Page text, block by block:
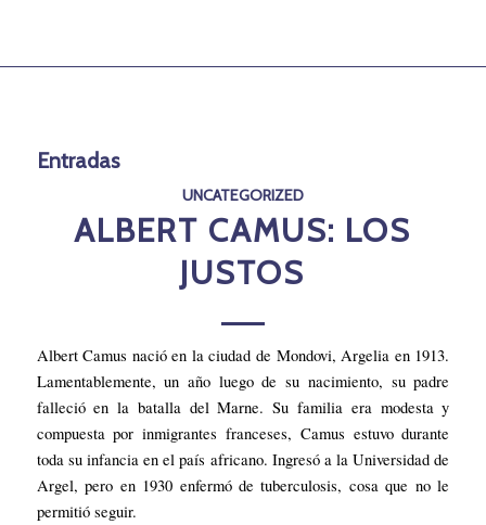
Entradas
UNCATEGORIZED
ALBERT CAMUS: LOS
JUSTOS
Albert Camus nació en la ciudad de Mondovi, Argelia en 1913.
Lamentablemente, un año luego de su nacimiento, su padre
falleció en la batalla del Marne. Su familia era modesta y
compuesta por inmigrantes franceses, Camus estuvo durante
toda su infancia en el país africano. Ingresó a la Universidad de
Argel, pero en 1930 enfermó de tuberculosis, cosa que no le
permitió seguir.